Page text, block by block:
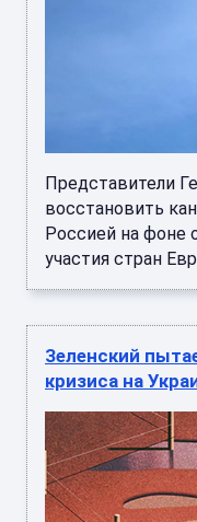
Представители
восстановить
Россией на фоне
участия стран
Зеленский
кризиса на